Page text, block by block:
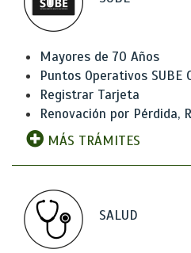
Mayores de 70 Años
Puntos Operativos SUBE
Registrar Tarjeta
Renovación por Pérdida,
MÁS TRÁMITES
SALUD